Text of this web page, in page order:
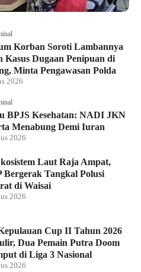
Korban Soroti Lambannya
Kasus Dugaan Penipuan di
Minta Pengawasan Polda
2026
BPJS Kesehatan: NADI JKN
Menabung Demi Iuran
2026
Laut Raja Ampat,
Tangkal Polusi
di Waisai
2026
Cup II Tahun 2026
Dua Pemain Putra Doom
di Liga 3 Nasional
2026